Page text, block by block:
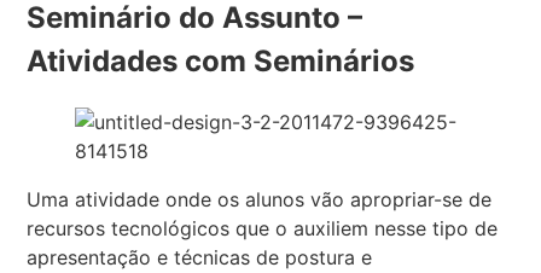
Seminário do Assunto –
Atividades com Seminários
Uma atividade onde os alunos vão apropriar-se de
recursos tecnológicos que o auxiliem nesse tipo de
apresentação e técnicas de postura e